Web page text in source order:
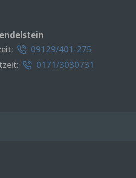
09129/401-275
0171/3030731